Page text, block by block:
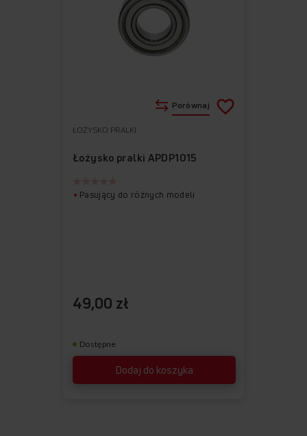
ŁOŻYSKO PRALKI
Łożysko pralki APDP1015
Dodaj do koszyka
Pasujący do różnych modeli
49,00 zł
Dostępne
Porównaj